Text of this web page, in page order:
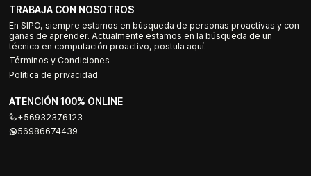
TRABAJA CON NOSOTROS
En SIPO, siempre estamos en búsqueda de personas proactivas y con
ganas de aprender. Actualmente estamos en la búsqueda de un
técnico en computación proactivo, postula aquí.
Términos y Condiciones
Política de privacidad
ATENCIÓN 100% ONLINE
+56932376123
56986674439